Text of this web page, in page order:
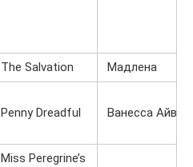
The Salvation
Мадлена
Penny Dreadful Ванесса Айвз
Miss Peregrine’s